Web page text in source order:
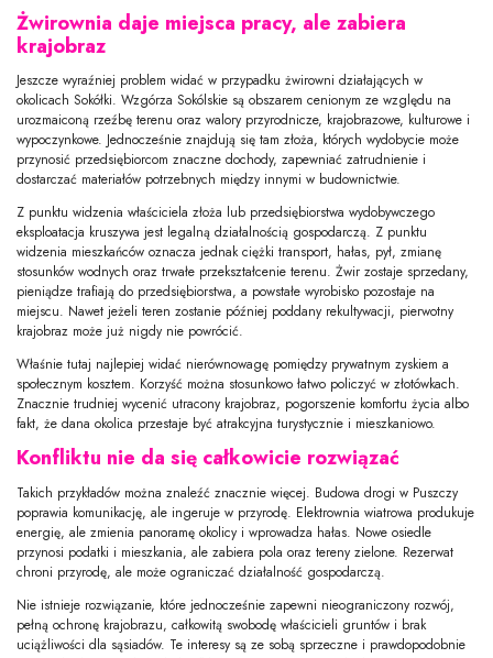
Żwirownia daje miejsca pracy, ale zabiera
krajobraz
Jeszcze wyraźniej problem widać w przypadku żwirowni działających w
okolicach Sokółki. Wzgórza Sokólskie są obszarem cenionym ze względu na
urozmaiconą rzeźbę terenu oraz walory przyrodnicze, krajobrazowe, kulturowe i
wypoczynkowe. Jednocześnie znajdują się tam złoża, których wydobycie może
przynosić przedsiębiorcom znaczne dochody, zapewniać zatrudnienie i
dostarczać materiałów potrzebnych między innymi w budownictwie.
Z punktu widzenia właściciela złoża lub przedsiębiorstwa wydobywczego
eksploatacja kruszywa jest legalną działalnością gospodarczą. Z punktu
widzenia mieszkańców oznacza jednak ciężki transport, hałas, pył, zmianę
stosunków wodnych oraz trwałe przekształcenie terenu. Żwir zostaje sprzedany,
pieniądze trafiają do przedsiębiorstwa, a powstałe wyrobisko pozostaje na
miejscu. Nawet jeżeli teren zostanie później poddany rekultywacji, pierwotny
krajobraz może już nigdy nie powrócić.
Właśnie tutaj najlepiej widać nierównowagę pomiędzy prywatnym zyskiem a
społecznym kosztem. Korzyść można stosunkowo łatwo policzyć w złotówkach.
Znacznie trudniej wycenić utracony krajobraz, pogorszenie komfortu życia albo
fakt, że dana okolica przestaje być atrakcyjna turystycznie i mieszkaniowo.
Konfliktu nie da się całkowicie rozwiązać
Takich przykładów można znaleźć znacznie więcej. Budowa drogi w Puszczy
poprawia komunikację, ale ingeruje w przyrodę. Elektrownia wiatrowa produkuje
energię, ale zmienia panoramę okolicy i wprowadza hałas. Nowe osiedle
przynosi podatki i mieszkania, ale zabiera pola oraz tereny zielone. Rezerwat
chroni przyrodę, ale może ograniczać działalność gospodarczą.
Nie istnieje rozwiązanie, które jednocześnie zapewni nieograniczony rozwój,
pełną ochronę krajobrazu, całkowitą swobodę właścicieli gruntów i brak
uciążliwości dla sąsiadów. Te interesy są ze sobą sprzeczne i prawdopodobnie